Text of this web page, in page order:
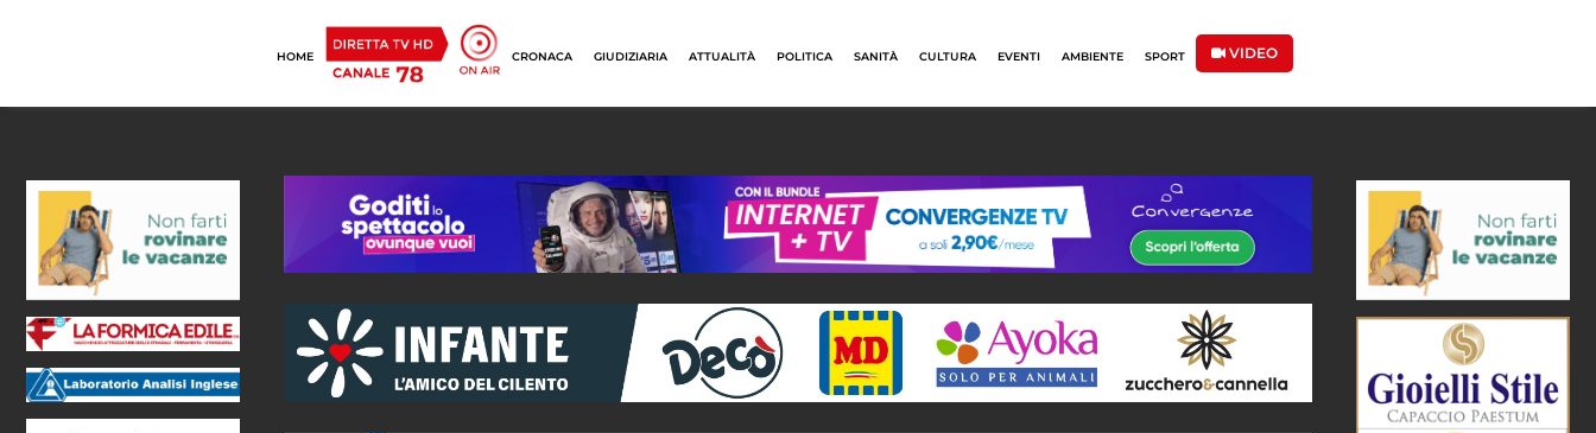
HOME CRONACA GIUDIZIARIA ATTUALITÀ POLITICA SANITÀ CULTURA EVENTI AMBIENTE SPORT VIDEO